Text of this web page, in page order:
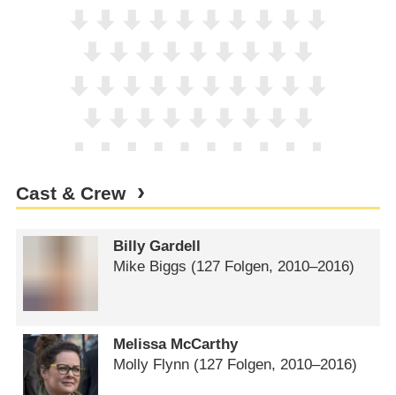
Cast & Crew
Billy Gardell
Mike Biggs (127 Folgen, 2010⁠–⁠2016)
Melissa McCarthy
Molly Flynn (127 Folgen, 2010⁠–⁠2016)